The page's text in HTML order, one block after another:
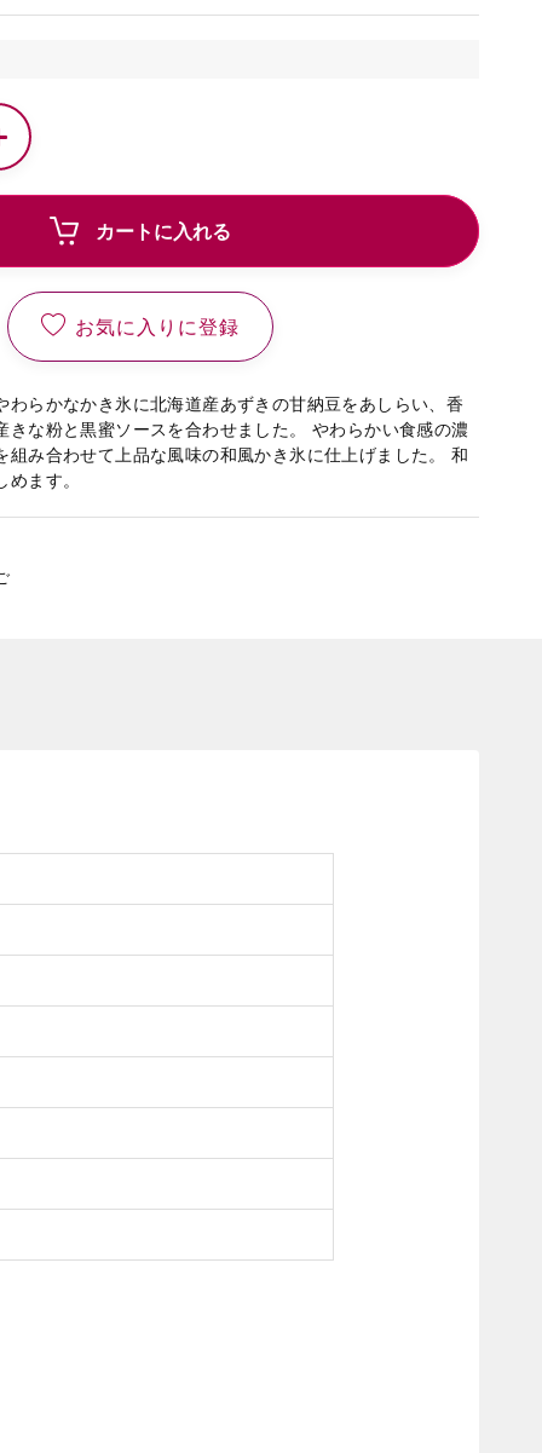
カートに入れる
お気に入りに登録
わらかなかき氷に北海道産あずきの甘納豆をあしらい、香
きな粉と黒蜜ソースを合わせました。 やわらかい食感の濃
組み合わせて上品な風味の和風かき氷に仕上げました。 和
ます。